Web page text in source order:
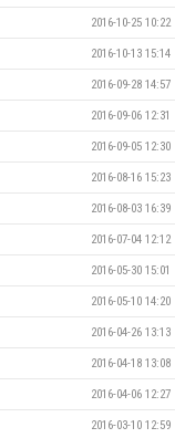
2016-10-25 10:22
2016-10-13 15:14
2016-09-28 14:57
2016-09-06 12:31
2016-09-05 12:30
2016-08-16 15:23
2016-08-03 16:39
2016-07-04 12:12
2016-05-30 15:01
2016-05-10 14:20
2016-04-26 13:13
2016-04-18 13:08
2016-04-06 12:27
2016-03-10 12:59